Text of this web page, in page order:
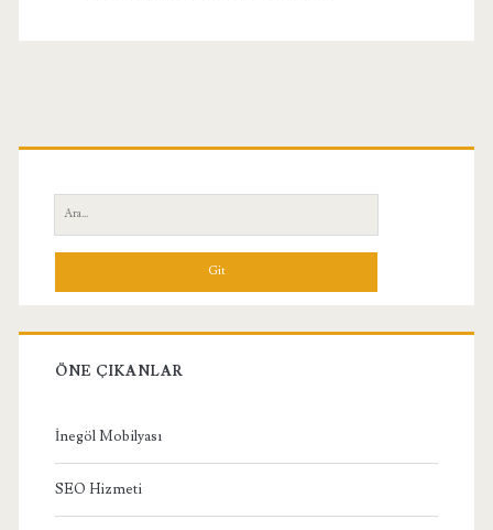
Birincil
Yan
Menü
Ara:
ÖNE ÇIKANLAR
İnegöl Mobilyası
SEO Hizmeti